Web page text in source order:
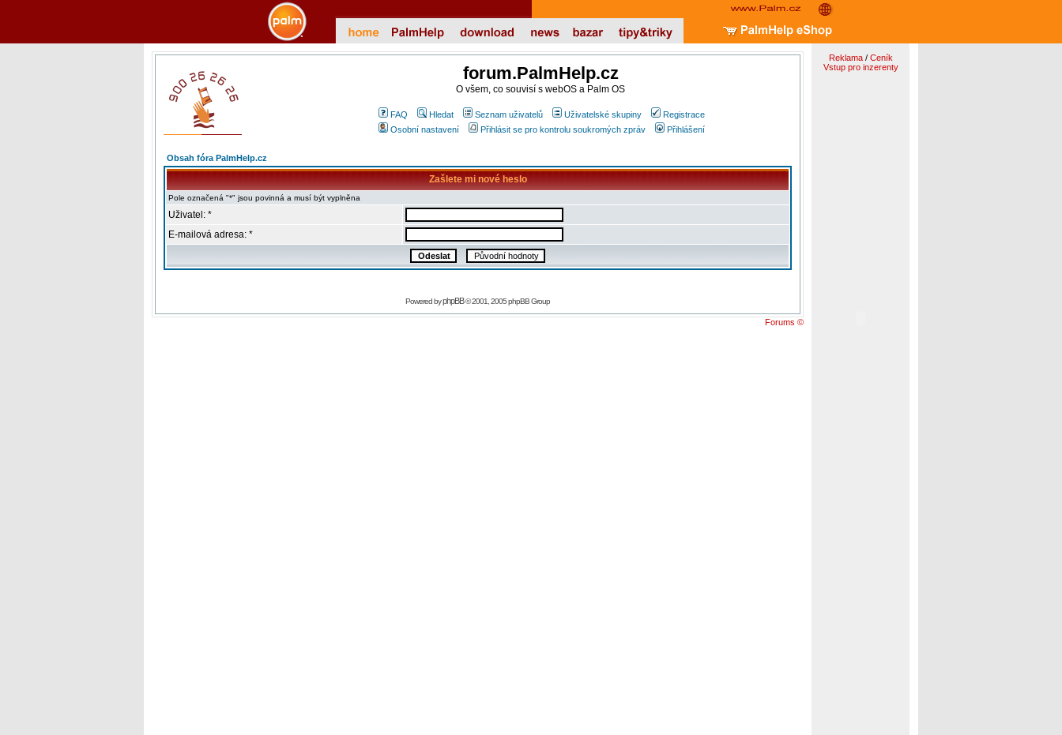
forum.PalmHelp.cz
O všem, co souvisí s webOS a Palm OS
FAQ Hledat Seznam uživatelů Uživatelské skupiny
Registrace
Osobní nastavení
Přihlásit se pro kontrolu soukromých zpráv Přihlášení
Obsah fóra PalmHelp.cz
Zašlete mi nové heslo
Pole označená "*" jsou povinná a musí být vyplněna
Uživatel: *
E-mailová adresa: *
Powered byphpBB© 2001, 2005 phpBB Group
Forums ©
Reklama/ Ceník
Vstup pro inzerenty